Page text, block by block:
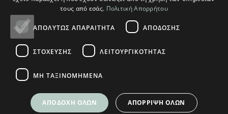
Πολιτική Απορρήτου
Επιστροφές
Ο ΛΟΓΑΡΙΑΣΜΟΣ ΜΟΥ
Τρόποι Παραγγελίας
τους από εσάς. Πολιτική Απορρήτου
ΑΠΟΛΎΤΩΣ ΑΠΑΡΑΊΤΗΤΑ ΑΠΌΔΟΣΗΣ
ΣΤΌΧΕΥΣΗΣ ΛΕΙΤΟΥΡΓΙΚΌΤΗΤΑΣ
ΜΗ ΤΑΞΙΝΟΜΗΜΈΝΑ
ΑΠΟΔΟΧΉ ΌΛΩΝ ΑΠΌΡΡΙΨΗ ΌΛΩΝ